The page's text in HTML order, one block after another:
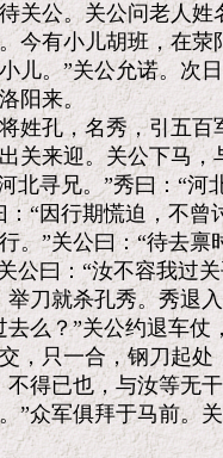
关公。关公问老人姓
今有小儿胡班，在
儿。”关公允诺。次
阳来。
孔，名秀，引五百
关来迎。关公下马，
北寻兄。”秀曰：“河
“因行期慌迫，不曾
。”关公曰：“待去禀
公曰：“汝不容我过
刀就杀孔秀。秀退
么？”关公约退车仗
，只一合，钢刀起
得已也，与汝等无
”众军俱拜于马前。